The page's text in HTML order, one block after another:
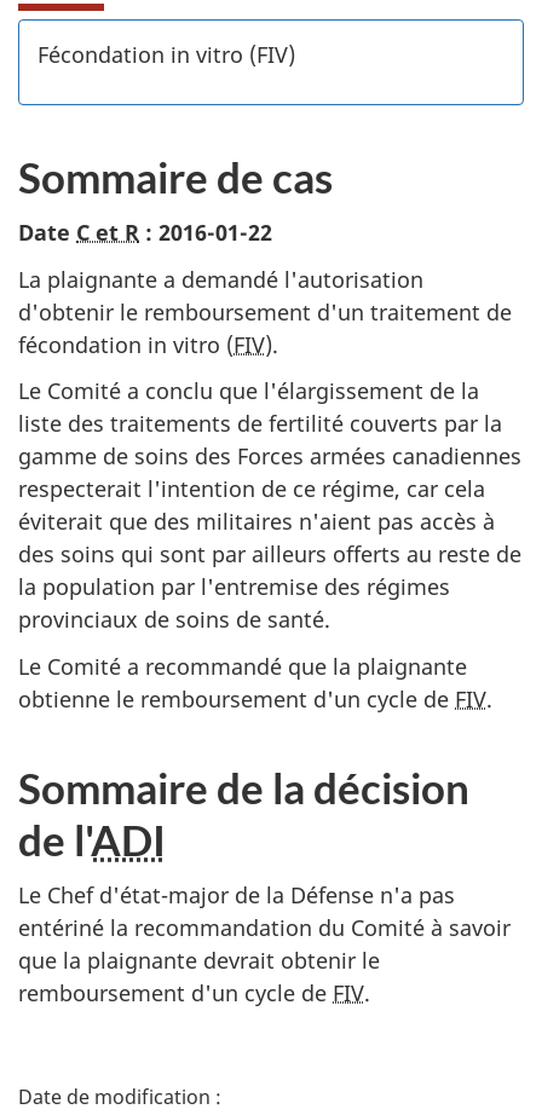
Fécondation in vitro (FIV)
Sommaire de cas
Date C et R : 2016-01-22
La plaignante a demandé l'autorisation
d'obtenir le remboursement d'un traitement de
fécondation in vitro (FIV).
Le Comité a conclu que l'élargissement de la
liste des traitements de fertilité couverts par la
gamme de soins des Forces armées canadiennes
respecterait l'intention de ce régime, car cela
éviterait que des militaires n'aient pas accès à
des soins qui sont par ailleurs offerts au reste de
la population par l'entremise des régimes
provinciaux de soins de santé.
Le Comité a recommandé que la plaignante
obtienne le remboursement d'un cycle de FIV.
Sommaire de la décision
de l'ADI
Le Chef d'état-major de la Défense n'a pas
entériné la recommandation du Comité à savoir
que la plaignante devrait obtenir le
remboursement d'un cycle de FIV.
D